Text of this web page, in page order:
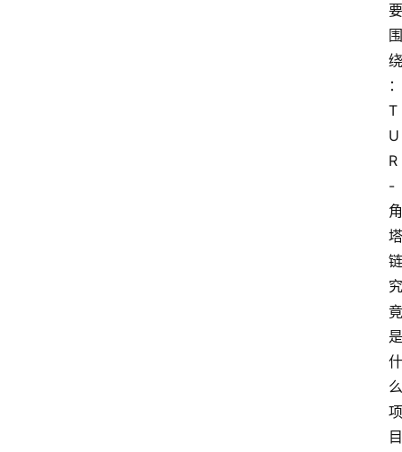
要
围
绕
：
T
U
R
-
角
塔
链
究
竟
是
什
么
项
目